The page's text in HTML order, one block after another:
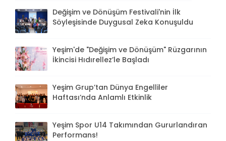
Değişim ve Dönüşüm Festivali'nin İlk
Söyleşisinde Duygusal Zeka Konuşuldu
Yeşim'de "Değişim ve Dönüşüm" Rüzgarının
İkincisi Hıdırellez’le Başladı
Yeşim Grup’tan Dünya Engelliler
Haftası’nda Anlamlı Etkinlik
Yeşim Spor U14 Takımından Gururlandıran
Performans!